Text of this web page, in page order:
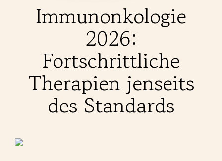
ÜBER UNS
THERAPIEN
EN
KONTAKT
Immunonkologie
2026:
Fortschrittliche
Therapien jenseits
des Standards